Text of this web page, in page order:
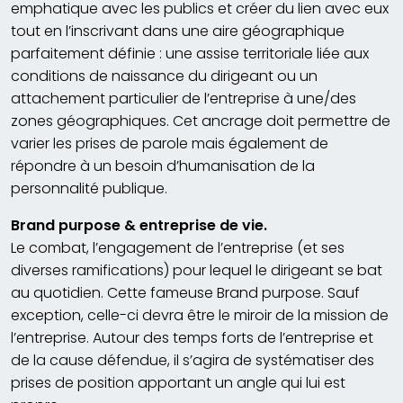
emphatique avec les publics et créer du lien avec eux
tout en l’inscrivant dans une aire géographique
parfaitement définie : une assise territoriale liée aux
conditions de naissance du dirigeant ou un
attachement particulier de l’entreprise à une/des
zones géographiques. Cet ancrage doit permettre de
varier les prises de parole mais également de
répondre à un besoin d’humanisation de la
personnalité publique.
Brand purpose & entreprise de vie.
Le combat, l’engagement de l’entreprise (et ses
diverses ramifications) pour lequel le dirigeant se bat
au quotidien. Cette fameuse Brand purpose. Sauf
exception, celle-ci devra être le miroir de la mission de
l’entreprise. Autour des temps forts de l’entreprise et
de la cause défendue, il s’agira de systématiser des
prises de position apportant un angle qui lui est